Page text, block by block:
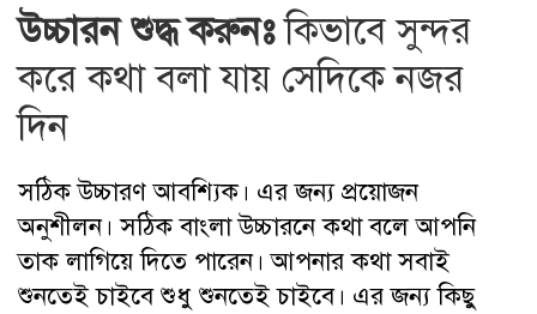
উচ্চারন শুদ্ধ করুনঃকিভাবে সুন্দর
করে কথা বলা যায় সেদিকে নজর
দিন
সঠিক উচ্চারণ আবশ্যিক। এর জন্য প্রয়োজন
অনুশীলন। সঠিক বাংলা উচ্চারনে কথা বলে আপনি
তাক লাগিয়ে দিতে পারেন। আপনার কথা সবাই
শুনতেই চাইবে শুধু শুনতেই চাইবে। এর জন্য কিছু